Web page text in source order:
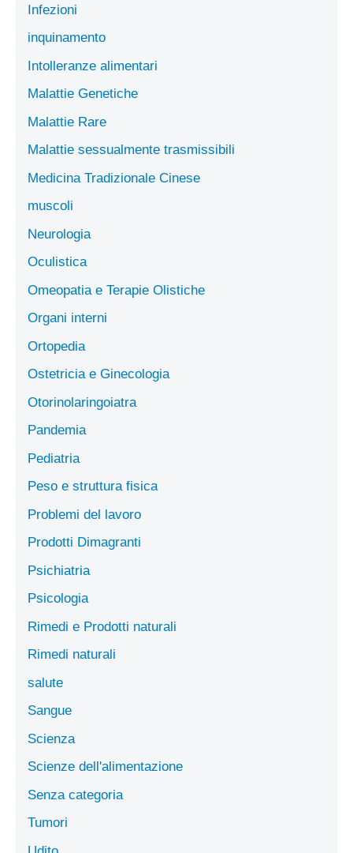
Infezioni
inquinamento
Intolleranze alimentari
Malattie Genetiche
Malattie Rare
Malattie sessualmente trasmissibili
Medicina Tradizionale Cinese
muscoli
Neurologia
Oculistica
Omeopatia e Terapie Olistiche
Organi interni
Ortopedia
Ostetricia e Ginecologia
Otorinolaringoiatra
Pandemia
Pediatria
Peso e struttura fisica
Problemi del lavoro
Prodotti Dimagranti
Psichiatria
Psicologia
Rimedi e Prodotti naturali
Rimedi naturali
salute
Sangue
Scienza
Scienze dell'alimentazione
Senza categoria
Tumori